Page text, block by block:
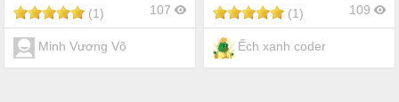
(1) 107
Minh Vương Võ
(1) 109
Ếch xanh coder